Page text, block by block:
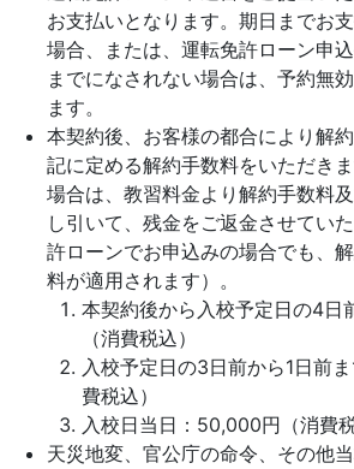
お支払いとなります。期日までお
場合、または、運転免許ローン申
までになされない場合は、予約無
ます。
本契約後、お客様の都合により解
記に定める解約手数料をいただき
場合は、教習料金より解約手数料
し引いて、残金をご返金させてい
許ローンでお申込みの場合でも、
料が適用されます）。
本契約後から入校予定日の4日
（消費税込）
入校予定日の3日前から1日前
費税込）
入校日当日：50,000円（消費税
天災地変、官公庁の命令、その他